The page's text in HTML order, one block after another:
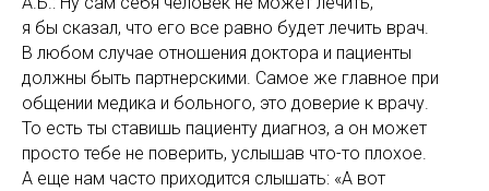
я бы сказал, что его все равно будет лечить врач.
В любом случае отношения доктора и пациенты
должны быть партнерскими. Самое же главное при
общении медика и больного, это доверие к врачу.
То есть ты ставишь пациенту диагноз, а он может
просто тебе не поверить, услышав что-то плохое.
А еще нам часто приходится слышать: «А вот